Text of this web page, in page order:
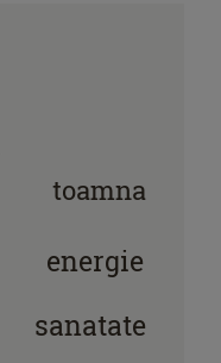
sanatate
energie
toamna